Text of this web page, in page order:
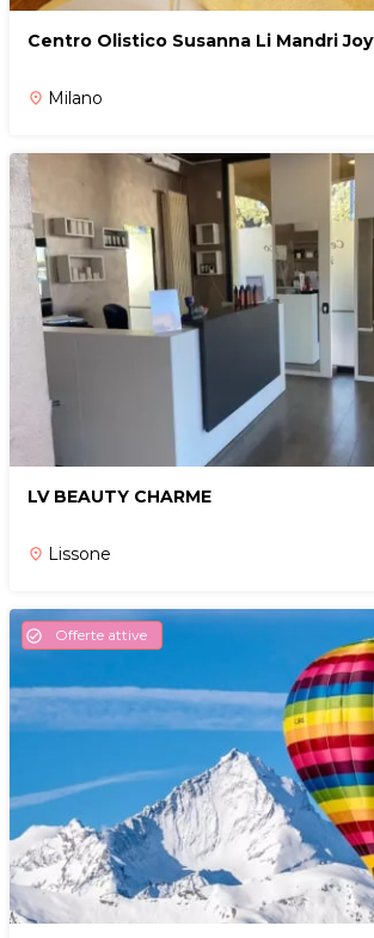
Centro Olistico Susanna Li Mandri
place Milano
LV BEAUTY CHARME
place Lissone
check_circle Offerte attive